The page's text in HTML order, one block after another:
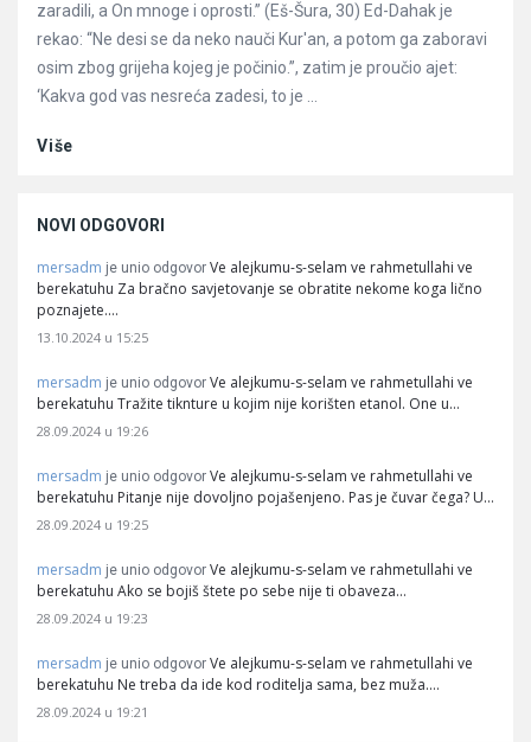
zaradili, a On mnoge i oprosti.” (Eš-Šura, 30) Ed-Dahak je
rekao: “Ne desi se da neko nauči Kur'an, a potom ga zaboravi
osim zbog grijeha kojeg je počinio.”, zatim je proučio ajet:
‘Kakva god vas nesreća zadesi, to je ...
Više
NOVI ODGOVORI
mersadm je unio odgovor Ve alejkumu-s-selam ve rahmetullahi ve
berekatuhu Za bračno savjetovanje se obratite nekome koga lično
poznajete.…
13.10.2024 u 15:25
mersadm je unio odgovor Ve alejkumu-s-selam ve rahmetullahi ve
berekatuhu Tražite tiknture u kojim nije korišten etanol. One u…
28.09.2024 u 19:26
mersadm je unio odgovor Ve alejkumu-s-selam ve rahmetullahi ve
berekatuhu Pitanje nije dovoljno pojašenjeno. Pas je čuvar čega? U…
28.09.2024 u 19:25
mersadm je unio odgovor Ve alejkumu-s-selam ve rahmetullahi ve
berekatuhu Ako se bojiš štete po sebe nije ti obaveza…
28.09.2024 u 19:23
mersadm je unio odgovor Ve alejkumu-s-selam ve rahmetullahi ve
berekatuhu Ne treba da ide kod roditelja sama, bez muža.…
28.09.2024 u 19:21